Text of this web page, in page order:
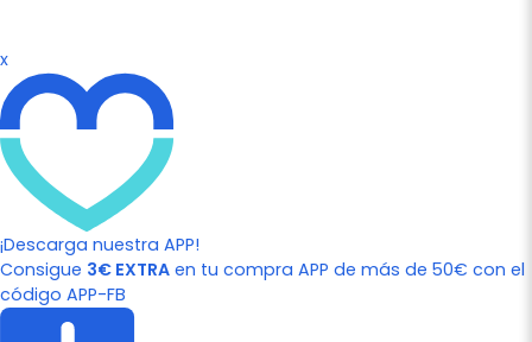
x
¡Descarga nuestra APP!
Consigue 3€ EXTRA en tu compra APP de más de 50€ con el
código APP-FB